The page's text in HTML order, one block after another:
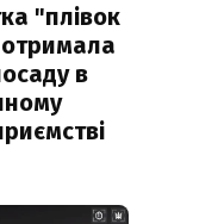
"плівок
в